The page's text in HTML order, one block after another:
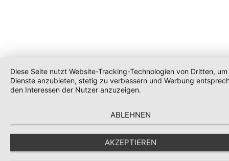
Diese Seite nutzt Website-Tracking-Technologien von Dritten, um
Dienste anzubieten, stetig zu verbessern und Werbung
den Interessen der Nutzer anzuzeigen.
ABLEHNEN
AKZEPTIEREN